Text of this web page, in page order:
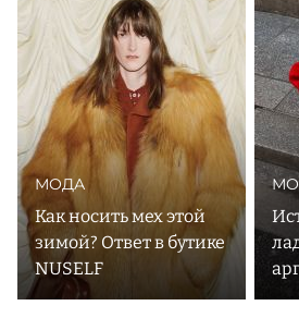
МОДА
Как носить мех этой
зимой? Ответ в бутике
NUSELF